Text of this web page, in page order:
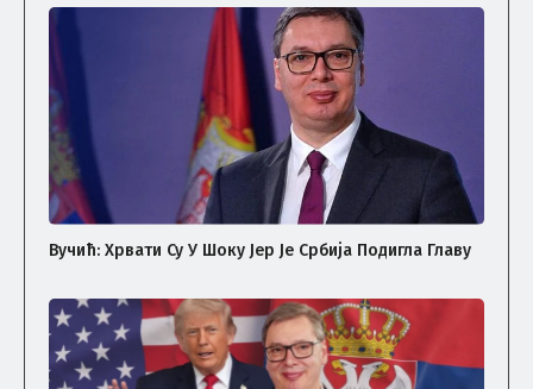
Вучић: Хрвати Су У Шоку Јер Је Србија Подигла Главу